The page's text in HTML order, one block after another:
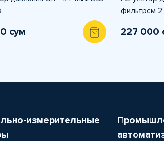
сум
фильтром 2
227 000
измерительные